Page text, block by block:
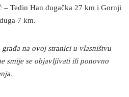
– Tedin Han dugačka 27 km i Gornji
7 km.
na ovoj stranici u vlasništvu
smije se objavljivati ili ponovno